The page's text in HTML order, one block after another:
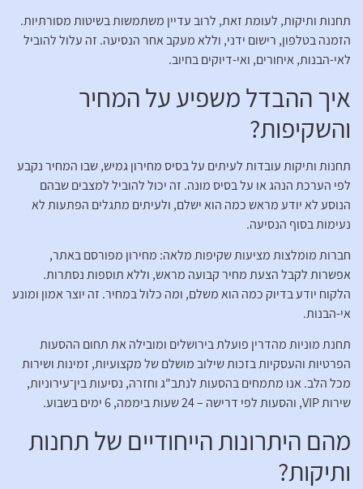
תחנות ותיקות, לעומת זאת, לרוב עדיין משתמשות בשיטות מסורתיות.
הזמנה בטלפון, רישום ידני, וללא מעקב אחר הנסיעה. זה עלול להוביל
לאי-הבנות, איחורים, ואי-דיוקים בחיוב.
איך ההבדל משפיע על המחיר
והשקיפות?
תחנות ותיקות עובדות לעיתים על בסיס מחירון גמיש, שבו המחיר נקבע
לפי הערכת הנהג או על בסיס מונה. זה יכול להוביל למצבים שבהם
הנוסע לא יודע מראש כמה הוא ישלם, ולעיתים מתגלים הפתעות לא
נעימות בסוף הנסיעה.
חברות מומלצות מציעות שקיפות מלאה: מחירון מפורסם באתר,
אפשרות לקבל הצעת מחיר קבועה מראש, וללא תוספות נסתרות.
הלקוח יודע בדיוק כמה הוא משלם, ומה כלול במחיר. זה יוצר אמון ומונע
אי-הבנות.
תחנת מוניות מהדרין פועלת בירושלים ומובילה את תחום ההסעות
הפרטיות והעסקיות בזכות שילוב מושלם של מקצועיות, זמינות ושירות
מכל הלב. אנו מתמחים בהסעות לנתב"ג וחזרה, נסיעות בין־עירוניות,
שירות VIP, והסעות לפי דרישה – 24 שעות ביממה, 6 ימים בשבוע.
מהם היתרונות הייחודיים של תחנות
ותיקות?